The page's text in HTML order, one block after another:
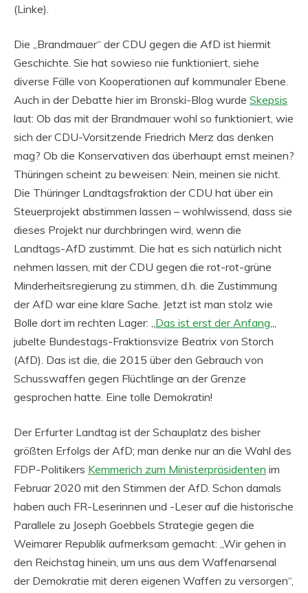
(Linke).
Die „Brandmauer“ der CDU gegen die AfD ist hiermit
Geschichte. Sie hat sowieso nie funktioniert, siehe
diverse Fälle von Kooperationen auf kommunaler Ebene.
Auch in der Debatte hier im Bronski-Blog wurde Skepsis
laut: Ob das mit der Brandmauer wohl so funktioniert, wie
sich der CDU-Vorsitzende Friedrich Merz das denken
mag? Ob die Konservativen das überhaupt ernst meinen?
Thüringen scheint zu beweisen: Nein, meinen sie nicht.
Die Thüringer Landtagsfraktion der CDU hat über ein
Steuerprojekt abstimmen lassen – wohlwissend, dass sie
dieses Projekt nur durchbringen wird, wenn die
Landtags-AfD zustimmt. Die hat es sich natürlich nicht
nehmen lassen, mit der CDU gegen die rot-rot-grüne
Minderheitsregierung zu stimmen, d.h. die Zustimmung
der AfD war eine klare Sache. Jetzt ist man stolz wie
Bolle dort im rechten Lager: „Das ist erst der Anfang„,
jubelte Bundestags-Fraktionsvize Beatrix von Storch
(AfD). Das ist die, die 2015 über den Gebrauch von
Schusswaffen gegen Flüchtlinge an der Grenze
gesprochen hatte. Eine tolle Demokratin!
Der Erfurter Landtag ist der Schauplatz des bisher
größten Erfolgs der AfD; man denke nur an die Wahl des
FDP-Politikers Kemmerich zum Ministerpräsidenten im
Februar 2020 mit den Stimmen der AfD. Schon damals
haben auch FR-Leserinnen und -Leser auf die historische
Parallele zu Joseph Goebbels Strategie gegen die
Weimarer Republik aufmerksam gemacht: „Wir gehen in
den Reichstag hinein, um uns aus dem Waffenarsenal
der Demokratie mit deren eigenen Waffen zu versorgen“,